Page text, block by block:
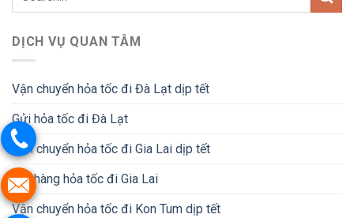
DỊCH VỤ QUAN TÂM
Vận chuyển hỏa tốc đi Đà Lạt dịp tết
Gửi hỏa tốc đi Đà Lạt
Vận chuyển hỏa tốc đi Gia Lai dịp tết
Gửi hàng hỏa tốc đi Gia Lai
Vận chuyển hỏa tốc đi Kon Tum dịp tết